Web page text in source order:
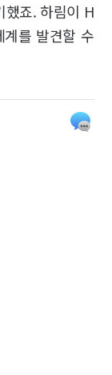
했죠. 하림이 H
계를 발견할 수